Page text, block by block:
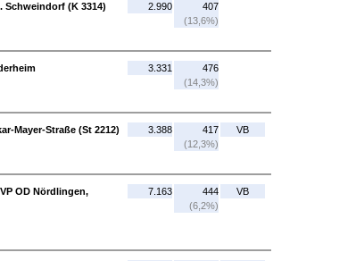
Schweindorf (K 3314)
2.990
407
(13,6%)
3.331
476
(14,3%)
Mayer-Straße (St 2212)
3.388
417
(12,3%)
VB
OD Nördlingen,
7.163
444
(6,2%)
VB